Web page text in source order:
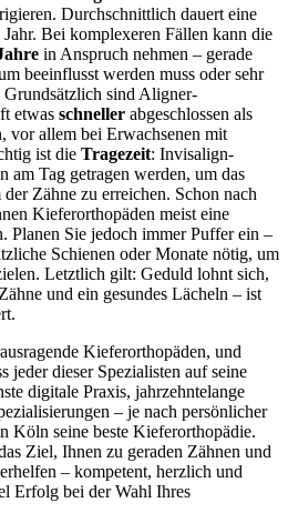
Durchschnittlich dauert eine
Bei komplexeren Fällen kann die
in Anspruch nehmen – gerade
beeinflusst werden muss oder sehr
Grundsätzlich sind Aligner-
etwas schneller abgeschlossen als
vor allem bei Erwachsenen mit
ist die Tragezeit: Invisalign-
am Tag getragen werden, um das
Zähne zu erreichen. Schon nach
Kieferorthopäden meist eine
Planen Sie jedoch immer Puffer ein –
Schienen oder Monate nötig, um
Letztlich gilt: Geduld lohnt sich,
und ein gesundes Lächeln – ist
Kieferorthopäden, und
jeder dieser Spezialisten auf seine
digitale Praxis, jahrzehntelange
– je nach persönlicher
Köln seine beste Kieferorthopädie.
Ziel, Ihnen zu geraden Zähnen und
– kompetent, herzlich und
Erfolg bei der Wahl Ihres